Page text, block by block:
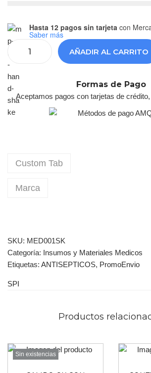
Hasta 12 pagos sin tarjetacon
Saber más
AÑADIR AL CARRITO
Formas de Pago
Aceptamos pagos con tarjetas de
Custom Tab
Marca
SKU: MED001SK
Categoría: Insumos y Materiales Medicos
Etiquetas: ANTISEPTICOS, PromoEnvio
SPI
Productos
Sin existencias